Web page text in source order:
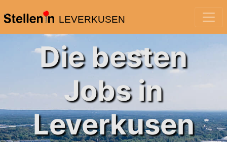
LEVERKUSEN
Die besten
Jobs in
Leverkusen